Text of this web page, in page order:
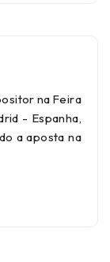
na Feira
- Espanha,
a aposta na